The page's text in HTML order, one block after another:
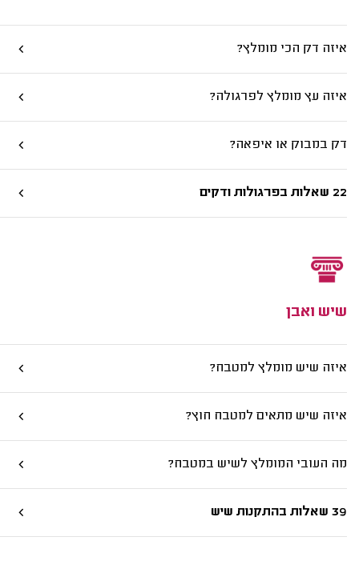
איזה דק הכי מומלץ?
איזה עץ מומלץ לפרגולה?
דק במבוק או איפאה?
22 שאלות בפרגולות ודקים
שיש ואבן
איזה שיש מומלץ למטבח?
איזה שיש מתאים למטבח חוץ?
מה העובי המומלץ לשיש במטבח?
39 שאלות בהתקנות שיש